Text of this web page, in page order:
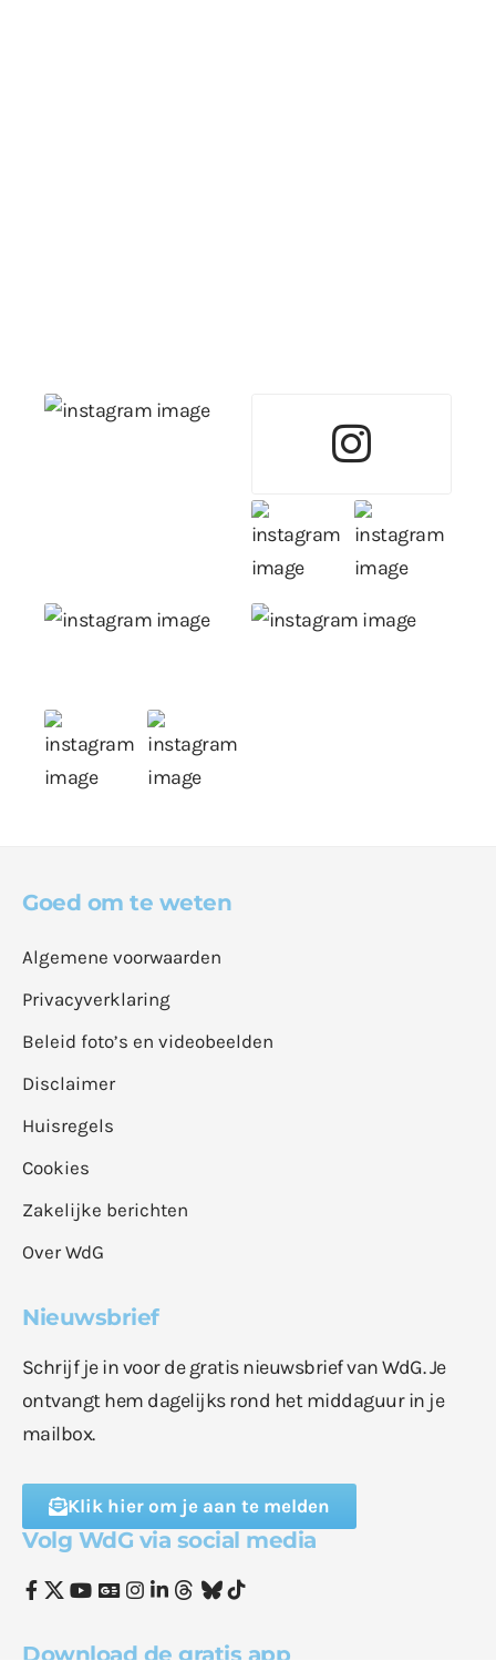
Goed om te weten
Algemene voorwaarden
Privacyverklaring
Beleid foto’s en videobeelden
Disclaimer
Huisregels
Cookies
Zakelijke berichten
Over WdG
Nieuwsbrief
Schrijf je in voor de gratis nieuwsbrief van WdG. Je
ontvangt hem dagelijks rond het middaguur in je
mailbox.
Klik hier om je aan te melden
Volg WdG via social media
Download de gratis app